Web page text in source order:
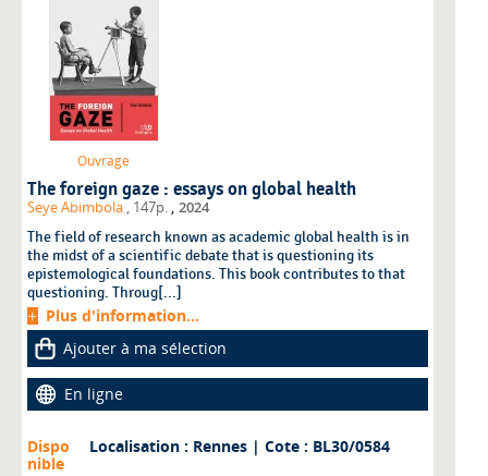
Ouvrage
The foreign gaze : essays on global health
Seye Abimbola , 147p. , 2024
The field of research known as academic global health is in
the midst of a scientific debate that is questioning its
epistemological foundations. This book contributes to that
questioning. Throug[...]
Plus d'information...
Ajouter à ma sélection
En ligne
Dispo
nible
Localisation : Rennes | Cote : BL30/0584